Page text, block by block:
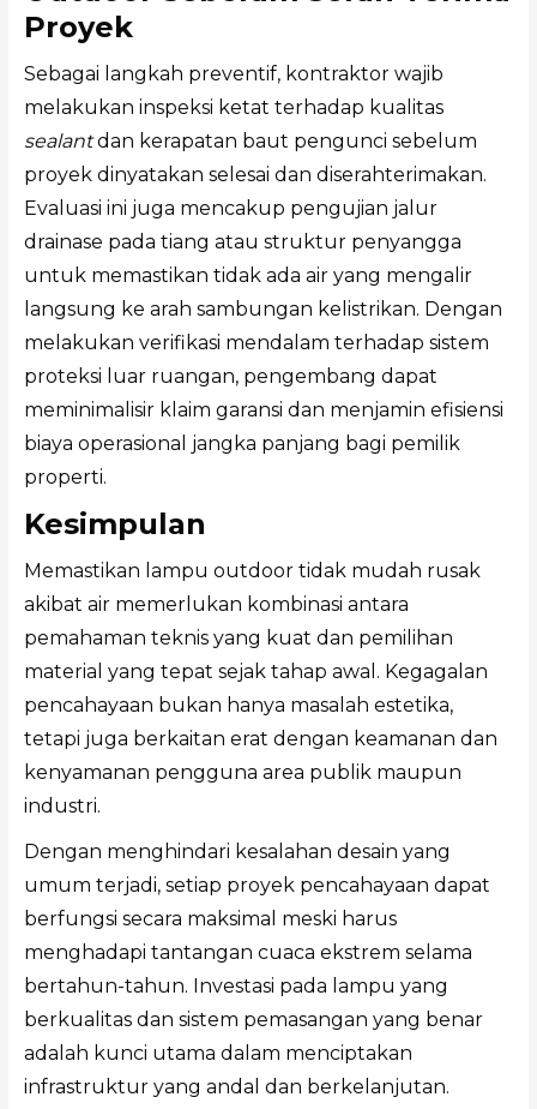
Proyek
Sebagai langkah preventif, kontraktor wajib
melakukan inspeksi ketat terhadap kualitas
sealantdan kerapatan baut pengunci sebelum
proyek dinyatakan selesai dan diserahterimakan.
Evaluasi ini juga mencakup pengujian jalur
drainase pada tiang atau struktur penyangga
untuk memastikan tidak ada air yang mengalir
langsung ke arah sambungan kelistrikan. Dengan
melakukan verifikasi mendalam terhadap sistem
proteksi luar ruangan, pengembang dapat
meminimalisir klaim garansi dan menjamin efisiensi
biaya operasional jangka panjang bagi pemilik
properti.
Kesimpulan
Memastikan lampu outdoor tidak mudah rusak
akibat air memerlukan kombinasi antara
pemahaman teknis yang kuat dan pemilihan
material yang tepat sejak tahap awal. Kegagalan
pencahayaan bukan hanya masalah estetika,
tetapi juga berkaitan erat dengan keamanan dan
kenyamanan pengguna area publik maupun
industri.
Dengan menghindari kesalahan desain yang
umum terjadi, setiap proyek pencahayaan dapat
berfungsi secara maksimal meski harus
menghadapi tantangan cuaca ekstrem selama
bertahun-tahun. Investasi pada lampu yang
berkualitas dan sistem pemasangan yang benar
adalah kunci utama dalam menciptakan
infrastruktur yang andal dan berkelanjutan.